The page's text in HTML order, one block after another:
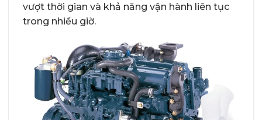
vượt thời gian và khả năng vận hành liên tục
trong nhiều giờ.